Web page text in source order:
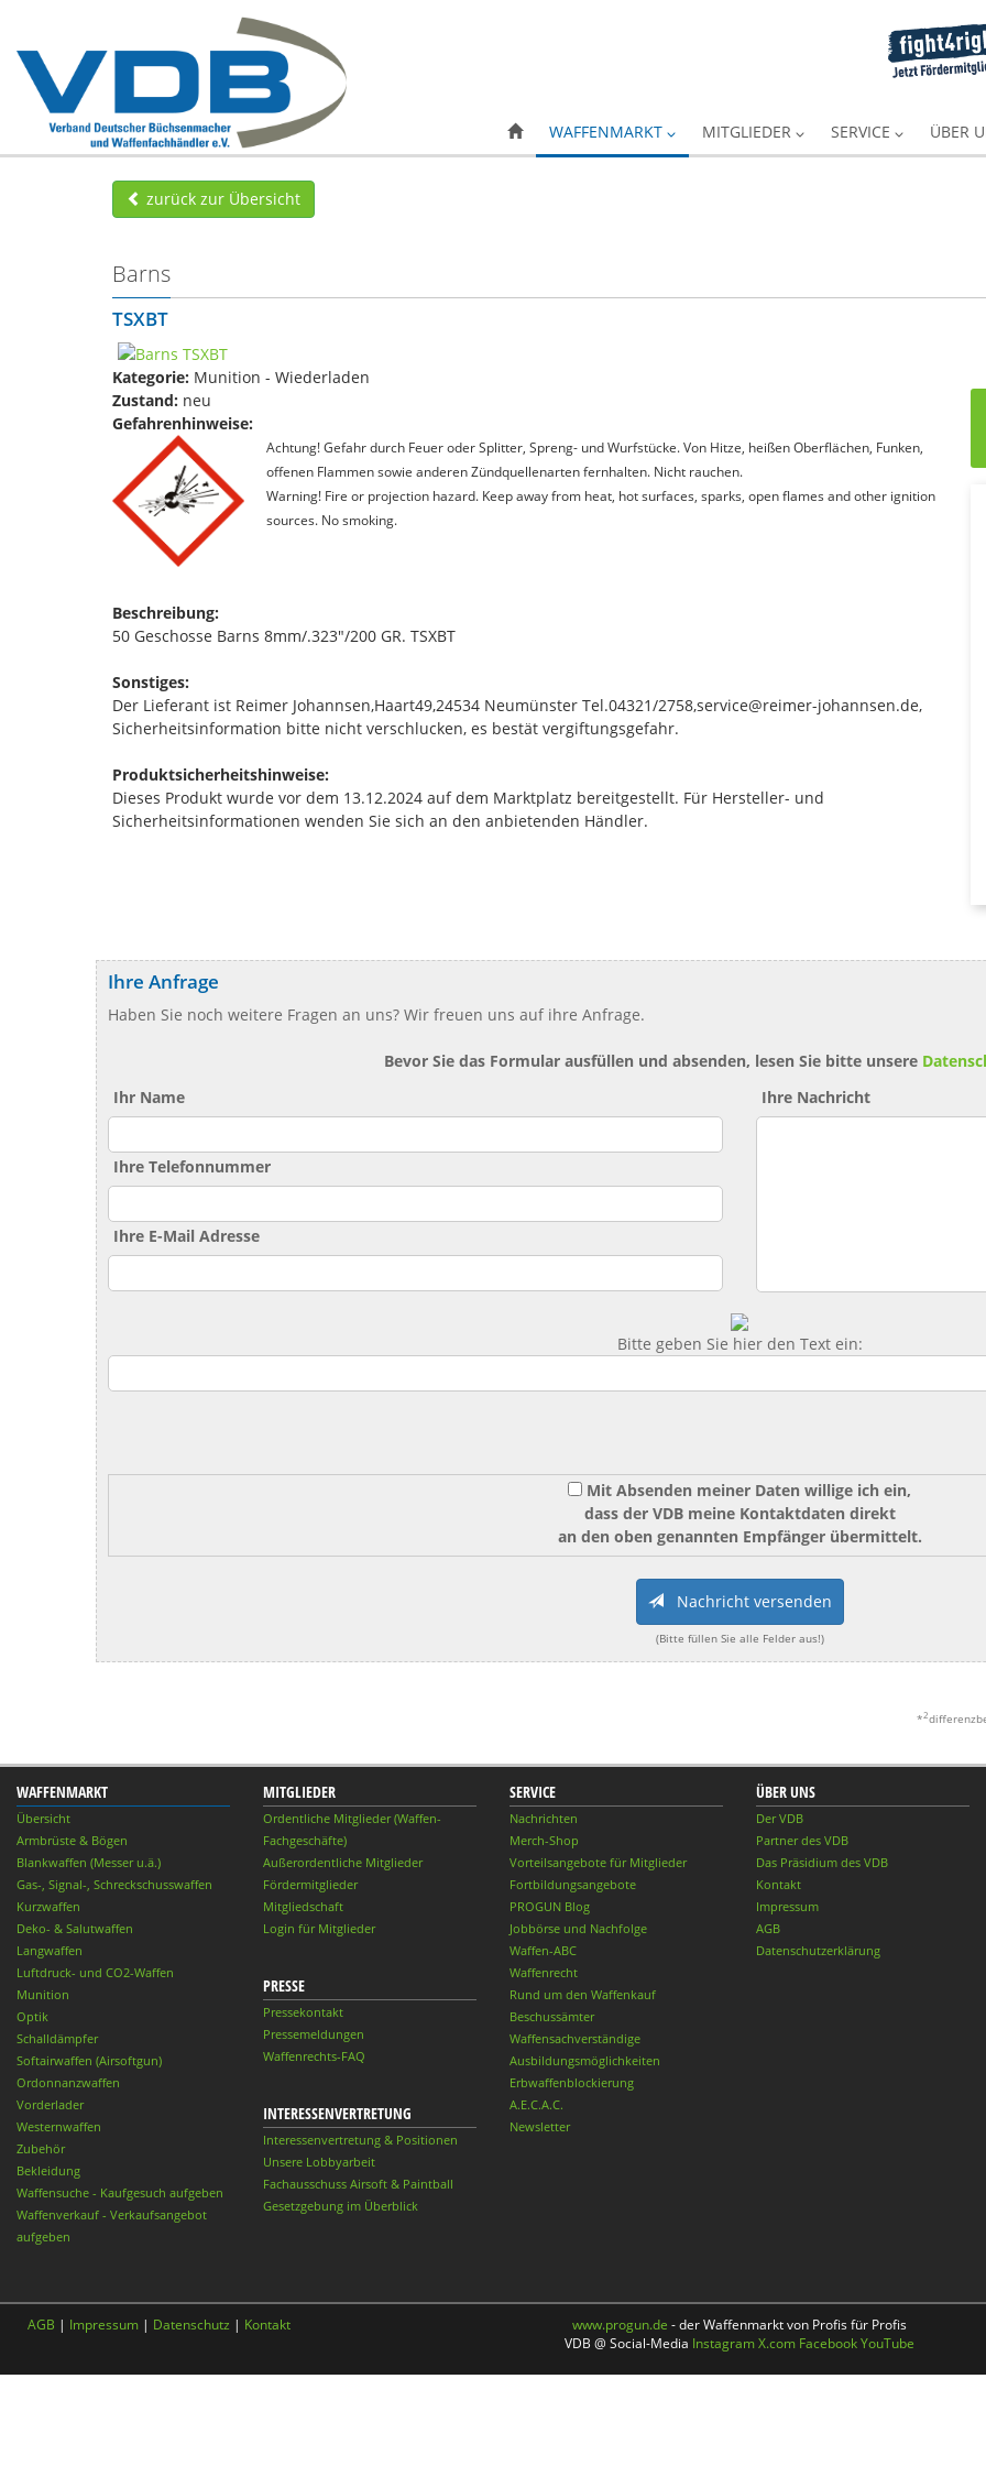
WAFFENMARKT MITGLIEDER SERVICE ÜBER
zurück zur Übersicht
Barns
TSXBT
Kategorie: Munition - Wiederladen
Zustand: neu
Gefahrenhinweise:
Achtung! Gefahr durch Feuer oder Splitter, Spreng- und Wurfstücke. Von Hitze, heißen Oberflächen, Funken,
offenen Flammen sowie anderen Zündquellenarten fernhalten. Nicht rauchen.
Warning! Fire or projection hazard. Keep away from heat, hot surfaces, sparks, open flames and other ignition
sources. No smoking.
Beschreibung:
50 Geschosse Barns 8mm/.323"/200 GR. TSXBT
Sonstiges:
Der Lieferant ist Reimer Johannsen,Haart49,24534 Neumünster Tel.04321/2758,service@reimer-johannsen.de,
Sicherheitsinformation bitte nicht verschlucken, es bestät vergiftungsgefahr.
Produktsicherheitshinweise:
Dieses Produkt wurde vor dem 13.12.2024 auf dem Marktplatz bereitgestellt. Für Hersteller- und
Sicherheitsinformationen wenden Sie sich an den anbietenden Händler.
Ihre Anfrage
Haben Sie noch weitere Fragen an uns? Wir freuen uns auf ihre Anfrage.
Bevor Sie das Formular ausfüllen und absenden, lesen Sie bitte unsere
Ihr Name
Ihre Telefonnummer
Ihre E-Mail Adresse
Ihre Nachricht
Bitte geben Sie hier den Text ein:
Mit Absenden meiner Daten willige ich ein,
dass der VDB meine Kontaktdaten direkt
an den oben genannten Empfänger übermittelt.
Nachricht versenden
(Bitte füllen Sie alle Felder aus!)
*2
WAFFENMARKT
Übersicht
Armbrüste & Bögen
Blankwaffen (Messer u.ä.)
Gas-, Signal-, Schreckschusswaffen
Kurzwaffen
Deko- & Salutwaffen
Langwaffen
Luftdruck- und CO2-Waffen
Munition
Optik
Schalldämpfer
Softairwaffen (Airsoftgun)
Ordonnanzwaffen
Vorderlader
Westernwaffen
Zubehör
Bekleidung
Waffensuche - Kaufgesuch aufgeben
Waffenverkauf - Verkaufsangebot
aufgeben
MITGLIEDER
Ordentliche Mitglieder (Waffen-
Fachgeschäfte)
Außerordentliche Mitglieder
Fördermitglieder
Mitgliedschaft
Login für Mitglieder
PRESSE
Pressekontakt
Pressemeldungen
Waffenrechts-FAQ
INTERESSENVERTRETUNG
Interessenvertretung & Positionen
Unsere Lobbyarbeit
Fachausschuss Airsoft & Paintball
Gesetzgebung im Überblick
SERVICE
Nachrichten
Merch-Shop
Vorteilsangebote für Mitglieder
Fortbildungsangebote
PROGUN Blog
Jobbörse und Nachfolge
Waffen-ABC
Waffenrecht
Rund um den Waffenkauf
Beschussämter
Waffensachverständige
Ausbildungsmöglichkeiten
Erbwaffenblockierung
A.E.C.A.C.
Newsletter
ÜBER UNS
Der VDB
Partner des VDB
Das Präsidium des VDB
Kontakt
Impressum
AGB
Datenschutzerklärung
AGB | Impressum | Datenschutz | Kontakt www.progun.de - der Waffenmarkt von Profis für Profis
VDB @ Social-Media InstagramX.com FacebookYouTube